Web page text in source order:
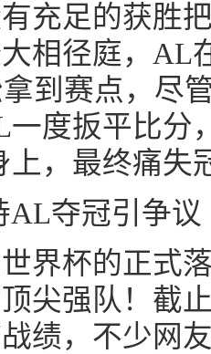
充足的获胜
相径庭，AL
到赛点，尽
度扳平比分
，最终痛失
AL夺冠引争议
界杯的正式
尖强队！截
绩，不少网